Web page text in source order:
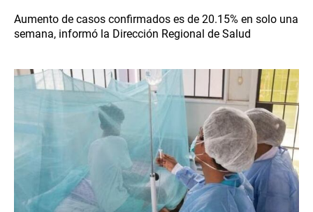
Aumento de casos confirmados es de 20.15% en solo una
semana, informó la Dirección Regional de Salud